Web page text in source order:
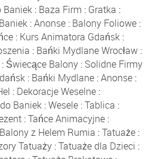
Baniek : Baza Firm : Gratka :
:Anonse : Balony Foliowe :
: Kurs Animatora Gdańsk :
: Bańki Mydlane Wrocław:
Świecące Balony: Solidne Firmy
: Bańki Mydlane:Anonse:
: Dekoracje Weselne :
Baniek:Wesele:Tablica :
:Tańce Animacyjne :
Balony z Helem Rumia :Tatuaże:
Tatuaży:Tatuaże dla Dzieci :